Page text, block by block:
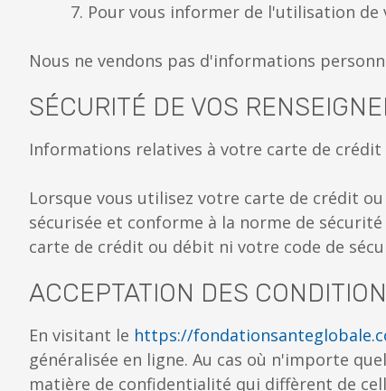
Pour vous informer de l'utilisation de
Nous ne vendons pas d'informations
SÉCURITÉ DE VOS
Informations relatives à votre carte de crédit
Lorsque vous utilisez votre carte de crédit
sécurisée et conforme à la norme de
carte de crédit ou débit ni votre code de
ACCEPTATION DES
En visitant le https://
généralisée en ligne. Au cas où n'importe
matière de confidentialité qui diffèrent de